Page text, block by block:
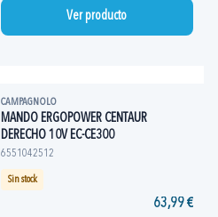
Ver producto
CAMPAGNOLO
MANDO ERGOPOWER CENTAUR
DERECHO 10V EC-CE300
6551042512
Sin stock
63,99 €